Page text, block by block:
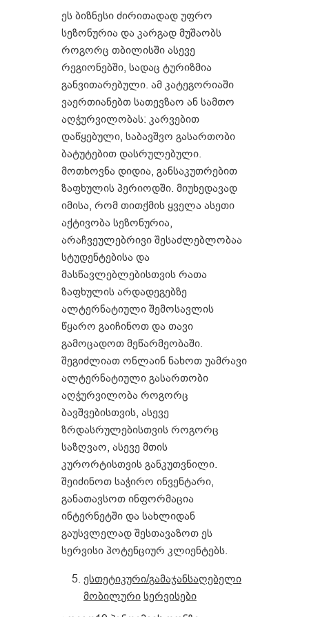
ეს ბიზნესი ძირითადად უფრო
სეზონურია და კარგად მუშაობს
როგორც თბილისში ასევე
რეგიონებში, სადაც ტურიზმია
განვითარებული. ამ კატეგორიაში
ვაერთიანებთ სათევზაო ან სამთო
აღჭურვილობას: კარვებით
დაწყებული, საბავშვო გასართობი
ბატუტებით დასრულებული.
მოთხოვნა დიდია, განსაკუთრებით
ზაფხულის პერიოდში. მიუხედავად
იმისა, რომ თითქმის ყველა ასეთი
აქტივობა სეზონურია,
არაჩვეულებრივი შესაძლებლობაა
სტუდენტებისა და
მასწავლებლებისთვის რათა
ზაფხულის არდადეგებზე
ალტერნატიული შემოსავლის
წყარო გაიჩინოთ და თავი
გამოცადოთ მეწარმეობაში.
შეგიძლიათ ონლაინ ნახოთ უამრავი
ალტერნატიული გასართობი
აღჭურვილობა როგორც
ბავშვებისთვის, ასევე
ზრდასრულებისთვის როგორც
საზღვაო, ასევე მთის
კურორტისთვის განკუთვნილი.
შეიძინოთ საჭირო ინვენტარი,
განათავსოთ ინფორმაცია
ინტერნეტში და სახლიდან
გაუსვლელად შესთავაზოთ ეს
სერვისი პოტენციურ კლიენტებს.
ესთეტიკური/გამაჯანსაღებელი
მობილური სერვისები